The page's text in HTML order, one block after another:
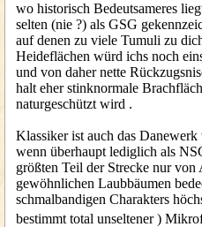
wo historisch Bedeutsameres
selten (nie ?) als GSG
auf denen zu viele Tumuli zu
Heideflächen würd ichs noch
und von daher nette
halt eher stinknormale
naturgeschützt wird .
Klassiker ist auch das Danewerk
wenn überhaupt lediglich als
größten Teil der Strecke nur von
gewöhnlichen Laubbäumen
schmalbandigen Charakters
bestimmt total unseltener )